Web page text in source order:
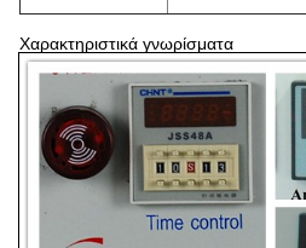
Χαρακτηριστικά γνωρίσματα